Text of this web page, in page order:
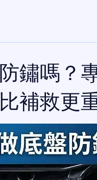
鏽嗎？
補救更